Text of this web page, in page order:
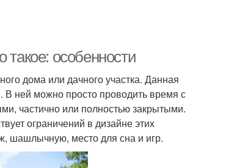
такое: особенности
дома или дачного участка. Данная
В ней можно просто проводить время с
частично или полностью закрытыми.
ограничений в дизайне этих
шашлычную, место для сна и игр.